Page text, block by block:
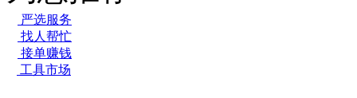
严选服务
找人帮忙
接单赚钱
工具市场